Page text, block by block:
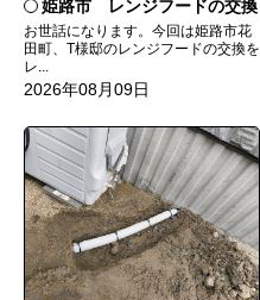
姫路市 レンジフードの交換
お世話になります。今回は姫路市花
田町、T様邸のレンジフードの交換を
レ...
2026年08月09日